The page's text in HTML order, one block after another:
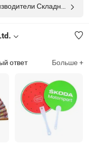
ответ Больше +